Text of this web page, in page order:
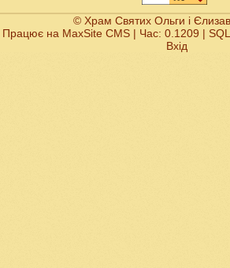
© Храм Святих Ольги і
Працює на MaxSite CMS| Час: 0.1209 |
Вхід